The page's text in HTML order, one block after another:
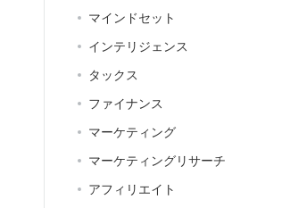
マインドセット
インテリジェンス
タックス
ファイナンス
マーケティング
マーケティングリサーチ
アフィリエイト